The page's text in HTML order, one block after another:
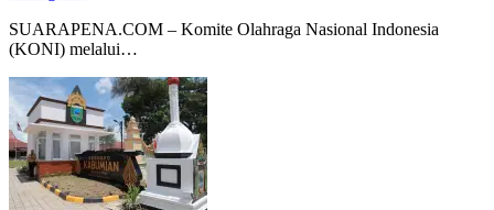
SUARAPENA.COM – Komite Olahraga Nasional Indonesia
(KONI) melalui…